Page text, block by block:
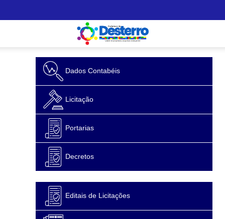
Dados Contabéis
Licitação
Portarias
Decretos
Editais de Licitações